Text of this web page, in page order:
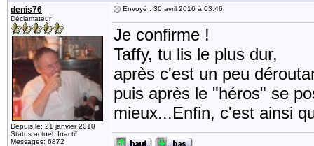
denis76
Déclamateur
Depuis le: 21 janvier 2010
Status actuel: Inactif
Messages: 6872
Envoyé : 30 avril 2016 à 03:46
Je confirme !
Taffy, tu lis le plus dur,
après c'est un peu
puis après le "héros" se
mieux...Enfin, c'est ainsi